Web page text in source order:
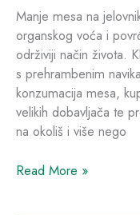
Manje mesa na
organskog voća i
održiviji način života.
s prehrambenim
konzumacija mesa,
velikih dobavljača te
na okoliš i više nego
Read More »